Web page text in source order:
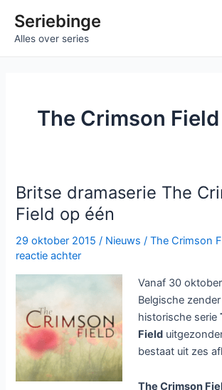
naarSeriebinge
Alles over series